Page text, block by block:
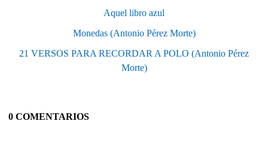
Aquel libro azul
Monedas (Antonio Pérez Morte)
21 VERSOS PARA RECORDAR A POLO (Antonio Pérez
Morte)
0 COMENTARIOS